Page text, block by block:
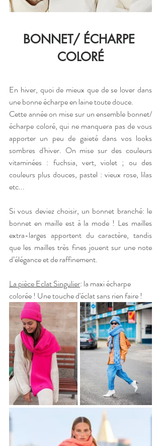
BONNET/ ÉCHARPE
COLORÉ
En hiver, quoi de mieux que de se lover dans
une bonne écharpe en laine toute douce.
Cette année on mise sur un ensemble bonnet/
écharpe coloré, qui ne manquera pas de vous
apporter un peu de gaieté dans vos looks
sombres d'hiver. On mise sur des couleurs
vitaminées : fuchsia, vert, violet ; ou des
couleurs plus douces, pastel : vieux rose, lilas
etc...
Si vous deviez choisir, un bonnet branché: le
bonnet en maille est à la mode ! Les mailles
extra-larges apportent du caractère, tandis
que les mailles très fines jouent sur une note
d’élégance et de raffinement.
La pièce Eclat Singulier: la maxi écharpe
colorée ! Une touche d'éclat sans rien faire !